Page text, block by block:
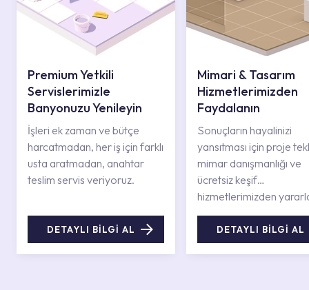
Premium Yetkili
Servislerimizle
Banyonuzu Yenileyin
İşleri ek zaman ve bütçe
harcatmadan, her iş için farklı
usta aratmadan, anahtar
teslim servis veriyoruz.
DETAYLI BİLGİ AL
Mimari & Tasarım
Hizmetlerimizden
Faydalanın
Sonuçların hayalinizi
yansıtması için proje
mimar danışmanlığı ve
ücretsiz keşif
hizmetlerimizden
DETAYLI BİLGİ AL